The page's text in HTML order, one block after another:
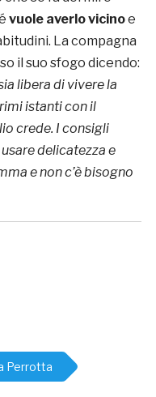
vuole averlo vicinoe
La compagna
il suo sfogo dicendo:
libera di vivere la
istanti con il
crede. I consigli
delicatezza e
e non c’è bisogno
Perrotta